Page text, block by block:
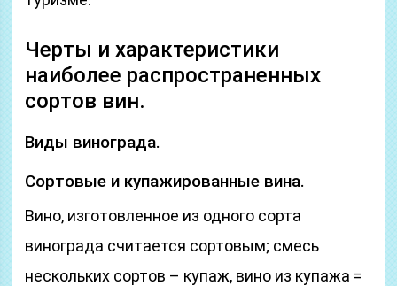
Черты и характеристики
наиболее распространенных
сортов вин.
Виды винограда.
Сортовые и купажированные вина.
Вино, изготовленное из одного сорта
винограда считается сортовым; смесь
нескольких сортов – купаж, вино из купажа =